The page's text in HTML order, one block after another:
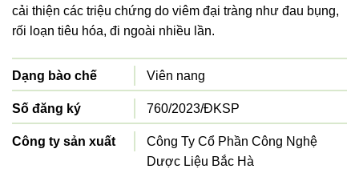
cải thiện các triệu chứng do viêm đại tràng như đau bụng,
rối loạn tiêu hóa, đi ngoài nhiều lần.
Dạng bào chế Viên nang
Số đăng ký 760/2023/ĐKSP
Công ty sản xuất
Công Ty Cổ Phần Công Nghệ
Dược Liệu Bắc Hà